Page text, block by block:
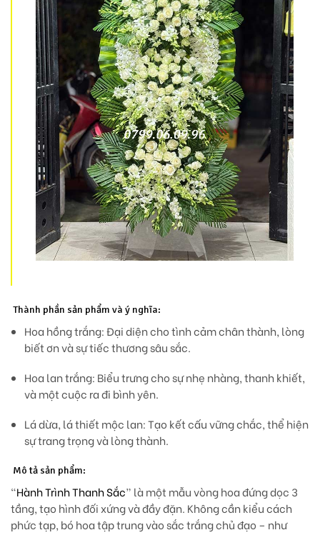
Thành phần sản phẩm và ý nghĩa:
Hoa hồng trắng:Đại diện cho tình cảm chân thành, lòng
biết ơn và sự tiếc thương sâu sắc.
Hoa lan trắng: Biểu trưng cho sự nhẹ nhàng, thanh khiết,
và một cuộc ra đi bình yên.
Lá dừa, lá thiết mộc lan:Tạo kết cấu vững chắc, thể hiện
sự trang trọng và lòng thành.
Mô tả sản phẩm:
“Hành Trình Thanh Sắc” là một mẫu vòng hoađứng dọc 3
tầng, tạo hình đối xứng và đầy đặn. Không cần kiểu cách
phức tạp, bó hoatập trung vào sắc trắng chủ đạo – như